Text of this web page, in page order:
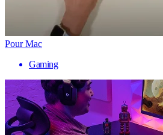
Pour Mac
Gaming